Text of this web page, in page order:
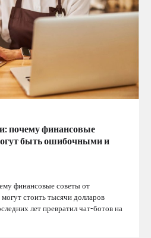
почему финансовые
быть ошибочными и
финансовые советы от
стоить тысячи долларов
лет превратил чат-ботов на